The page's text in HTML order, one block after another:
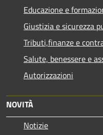
Educazione e
Giustizia e sicurezza
Tributi,finanze e
Salute, benessere e
Autorizzazioni
NOVITÀ
Notizie